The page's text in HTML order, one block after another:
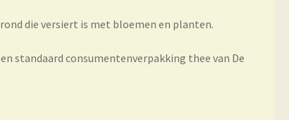
die versiert is met bloemen en planten.
standaard consumentenverpakking thee van De